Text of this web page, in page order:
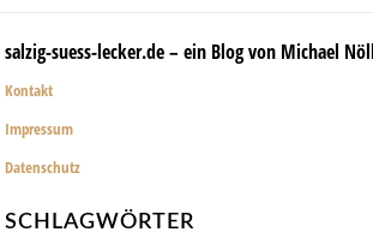
salzig-suess-lecker.de – ein Blog von Michael
Kontakt
Impressum
Datenschutz
SCHLAGWÖRTER